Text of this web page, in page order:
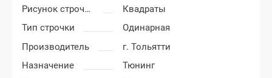
Рисунок строчки
Квадраты
Тип строчки
Одинарная
Производитель
г. Тольятти
Назначение
Тюнинг